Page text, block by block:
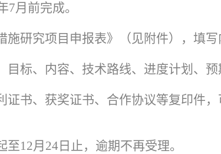
7月前完成。
施研究项目申报表》（见附件），填
目标、内容、技术路线、进度计划、
证书、获奖证书、合作协议等复印件
12月24日止，逾期不再受理。